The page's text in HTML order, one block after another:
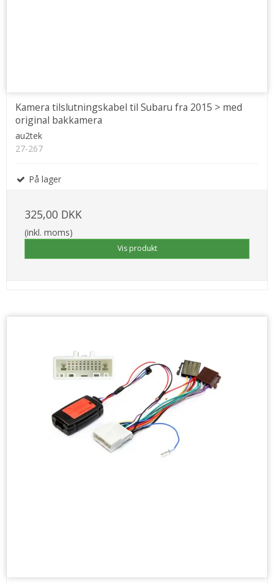
Kamera tilslutningskabel til Subaru fra 2015 > med
original bakkamera
au2tek
27-267
På lager
325,00 DKK
(inkl. moms)
Vis produkt